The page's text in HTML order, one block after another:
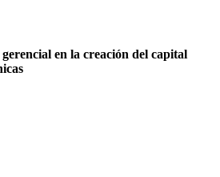
en la creación del capital